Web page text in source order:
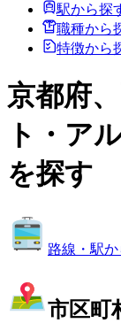
駅から探
職種から
特徴から
京都府
ト・ア
を探す
路線・駅
市区町